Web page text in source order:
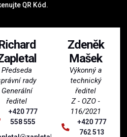
QR Kód.
Předseda
rady
Generální
ředitel
+420 777
558 555
Zdeněk
Mašek
Výkonný a
technický
ředitel
Z - OZO -
116/2021
+420 777
762 513